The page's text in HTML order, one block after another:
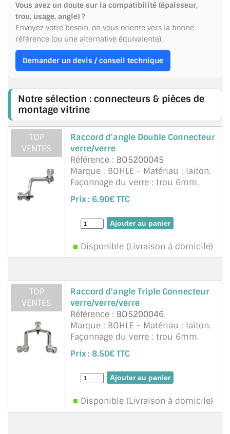
LOTS DE MIROIRS EN MOZAÏQUE
MIROIR POUR PORTE
MIROIR POUR SALLE DE SPORT
MIROIR POUR SALLE DE DANSE
MIROIR ENCADRÉ
MIROIR TV
VERRE SUR MESURE
PAROI DE DOUCHE
VERRE FEUILLETÉ
VERRE ANTI-REFLET
VERRE LAQUÉ/CRÉDENCE
VERRE FEUILLETÉ/TREMPÉ
DALLE DE SOL EN VERRE
Vous avez un doute sur la compatibilité (épaisseur,
trou, usage, angle) ?
Envoyez votre besoin, on vous oriente vers la bonne
référence (ou une alternative équivalente).
Demander un devis / conseil technique
Notre sélection : connecteurs & pièces de
montage vitrine
TOP
VENTES
Raccord d'angle Double Connecteur
verre/verre
Référence : BO5200045
Marque : BOHLE - Matériau : laiton.
Façonnage du verre : trou 6mm.
Pour verre 4 à 6mm. Vis moletées,
rondelles en plastique et douilles
incluses. Hauteur de serrage max.
10mm. Pour verre s& ...suite
Prix : 6.90€ TTC
Disponible (Livraison à domicile)
TOP
VENTES
Raccord d'angle Triple Connecteur
verre/verre/verre
Référence : BO5200046
Marque : BOHLE - Matériau : laiton.
Façonnage du verre : trou 6mm.
Pour verre 4 à 6mm. Vis moletées,
rondelles en plastique et douilles
incluses. Hauteur de serrage max.
10mm. Pour verre s& ...suite
Prix : 8.50€ TTC
Disponible (Livraison à domicile)